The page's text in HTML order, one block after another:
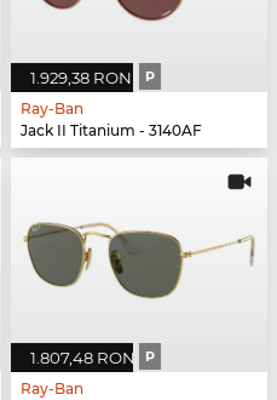
1.929,38 RON P
Ray-Ban
Jack II Titanium - 3140AF
1.807,48 RON P
Ray-Ban